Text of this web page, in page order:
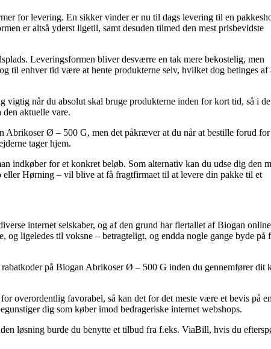
for levering. En sikker vinder er nu til dags levering til en
er altså yderst ligetil, samt desuden tilmed den mest prisbevidste
Leveringsformen bliver desværre en tak mere bekostelig, men
til enhver tid være at hente produkterne selv, hvilket dog betinges af
vigtig når du absolut skal bruge produkterne inden for kort tid, så i
aktuelle vare.
Abrikoser Ø – 500 G, men det påkræver at du når at bestille forud for
tager hjem.
indkøber for et konkret beløb. Som alternativ kan du udse dig den
Hørning – vil blive at få fragtfirmaet til at levere din pakke til et
internet selskaber, og af den grund har flertallet af Biogan online
og ligeledes til voksne – betragteligt, og endda nogle gange byde på
på Biogan Abrikoser Ø – 500 G inden du gennemfører dit
overordentlig favorabel, så kan det for det meste være et bevis på en
dig som køber imod bedrageriske internet webshops.
løsning burde du benytte et tilbud fra f.eks. ViaBill, hvis du